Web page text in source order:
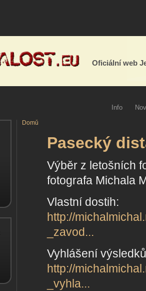
Oficiální web
Info
Domů
Pasecký
Výběr z letošních
fotografa Michala
Vlastní dostih:
http://
_zavod...
Vyhlášení
http://
_vyhla...